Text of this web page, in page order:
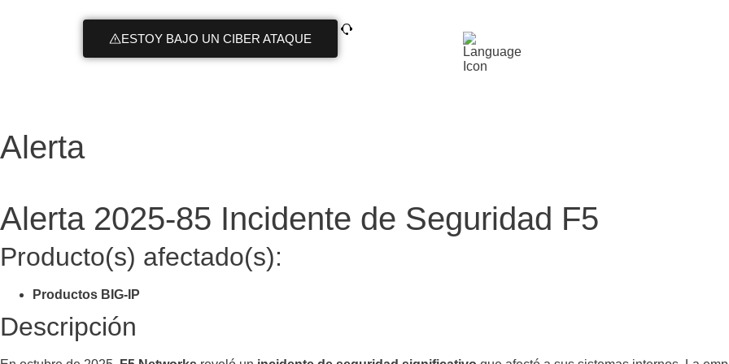
ESTOY BAJO UN CIBER ATAQUE
Alerta
Alerta 2025-85 Incidente de Seguridad F5
Producto(s) afectado(s):
Productos BIG-IP
Descripción